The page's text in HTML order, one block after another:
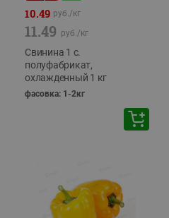
10.49 руб./кг
11.49 руб./кг
Свинина 1 с.
полуфабрикат,
охлажденный 1 кг
фасовка: 1-2кг